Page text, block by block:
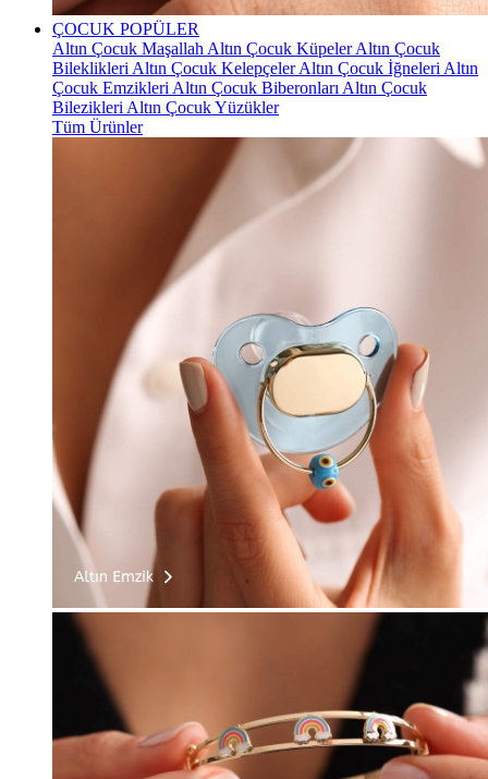
ÇOCUK POPÜLER
Altın Çocuk Maşallah Altın Çocuk KüpelerAltın Çocuk
Bileklikleri Altın Çocuk KelepçelerAltın Çocuk İğneleri Altın
Çocuk Emzikleri Altın Çocuk Biberonları Altın Çocuk
Bilezikleri Altın Çocuk Yüzükler
Tüm Ürünler